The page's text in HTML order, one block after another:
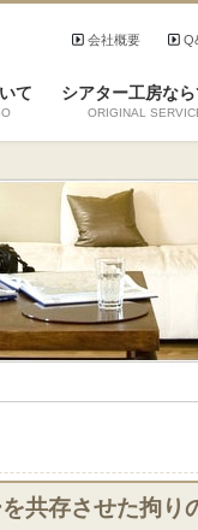
会社概要
て シアター工房な
ORIGINAL
共存させた拘り